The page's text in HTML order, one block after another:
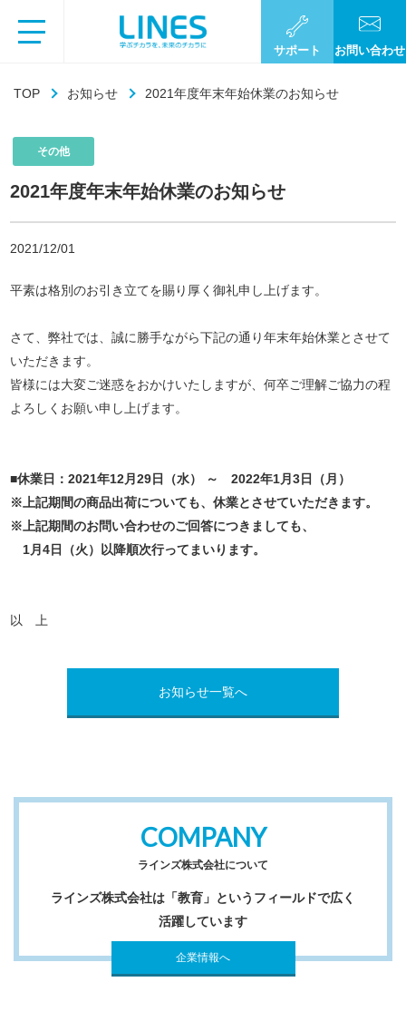
サポート お問い合わせ
TOP お知らせ 2021年度年末年始休業のお知らせ
その他
2021年度年末年始休業のお知らせ
2021/12/01
平素は格別のお引き立てを賜り厚く御礼申し上げます。
さて、弊社では、誠に勝手ながら下記の通り年末年始休業とさせて
いただきます。
皆様には大変ご迷惑をおかけいたしますが、何卒ご理解ご協力の程
よろしくお願い申し上げます。
■休業日：2021年12月29日（水） ～ 2022年1月3日（月）
※上記期間の商品出荷についても、休業とさせていただきます。
※上記期間のお問い合わせのご回答につきましても、
1月4日（火）以降順次行ってまいります。
以 上
お知らせ一覧へ
COMPANY
ラインズ株式会社について
ラインズ株式会社は「教育」というフィールドで広く
活躍しています
企業情報へ